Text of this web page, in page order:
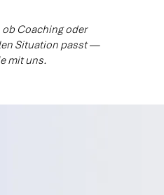
ob Coaching oder
Situation passt —
mit uns.